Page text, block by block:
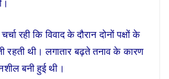
रही कि विवाद के दौरान दोनों पक्षों के
रहती थी। लगातार बढ़ते तनाव के कारण
बनी हुई थी।